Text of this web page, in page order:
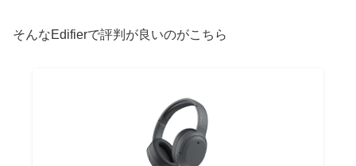
そんなEdifierで評判が良いのがこちら